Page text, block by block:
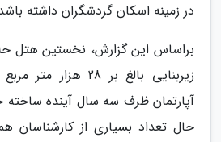
در زمینه اسکان گردشگران داشته
براساس این گزارش، نخستین هتل
آپارتمان ظرف سه سال آینده ساخته
حال تعداد بسیاری از کارشناسان